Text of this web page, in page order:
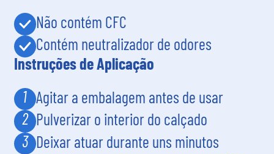
Não contém CFC
Contém neutralizador de odores
Instruções de Aplicação
1 Agitar a embalagem antes de usar
2 Pulverizar o interior do calçado
3 Deixar atuar durante uns minutos